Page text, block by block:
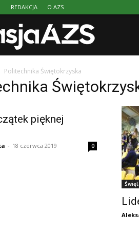
REDAKCJA O AZS
Politechnika Świętokrzyska
pięknej
- 18 czerwca 2019 0